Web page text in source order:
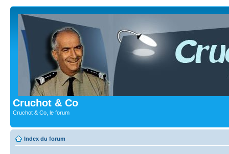
Cruchot & Co
Cruchot & Co, le forum
Index du forum